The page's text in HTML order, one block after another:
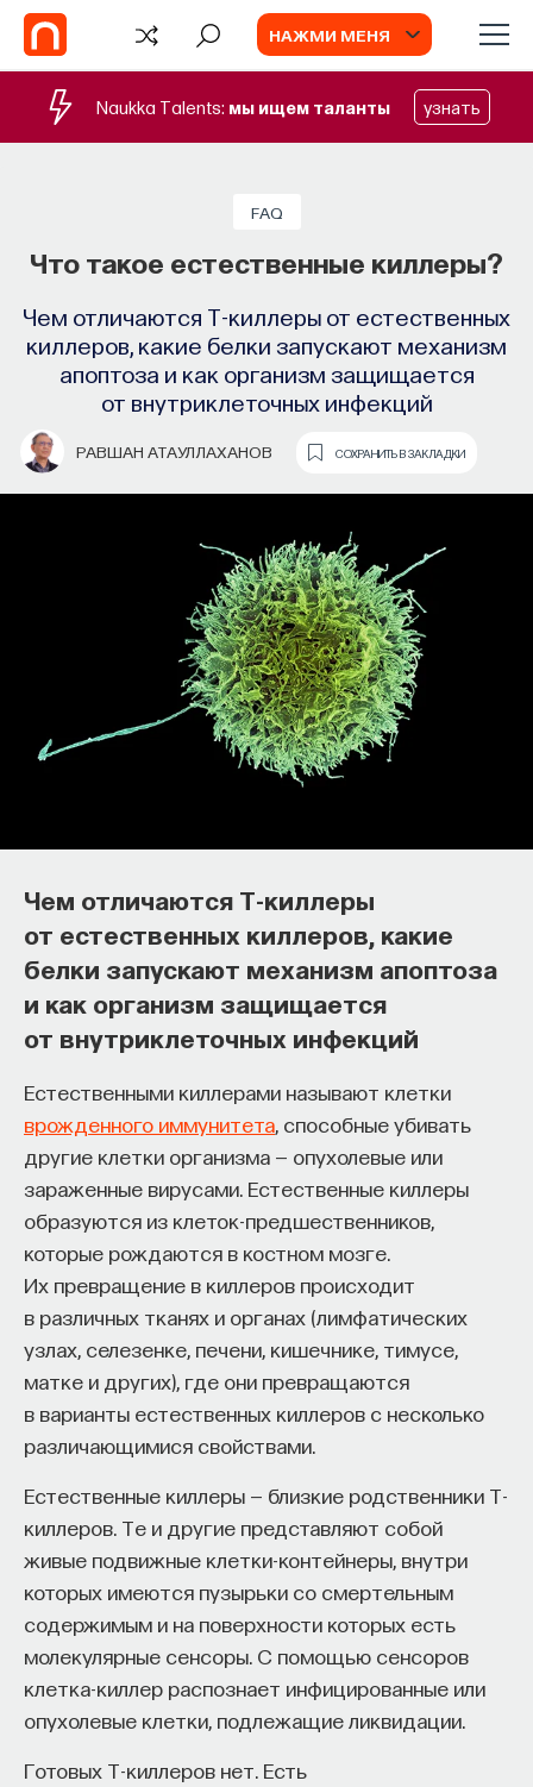
НАЖМИ МЕНЯ
Naukka Talents: мы ищем таланты узнать
FAQ
Что такое естественные киллеры?
Чем отличаются Т-киллеры от естественных
киллеров, какие белки запускают механизм
апоптоза и как организм защищается
от внутриклеточных инфекций
РАВШАН АТАУЛЛАХАНОВ СОХРАНИТЬ В ЗАКЛАДКИ
Чем отличаются Т-киллеры
от естественных киллеров, какие
белки запускают механизм апоптоза
и как организм защищается
от внутриклеточных инфекций
Естественными киллерами называют клетки
врожденного иммунитета , способные убивать
другие клетки организма — опухолевые или
зараженные вирусами. Естественные киллеры
образуются из клеток-предшественников,
которые рождаются в костном мозге.
Их превращение в киллеров происходит
в различных тканях и органах (лимфатических
узлах, селезенке, печени, кишечнике, тимусе,
матке и других), где они превращаются
в варианты естественных киллеров с несколько
различающимися свойствами.
Естественные киллеры — близкие родственники Т-
киллеров. Те и другие представляют собой
живые подвижные клетки-контейнеры, внутри
которых имеются пузырьки со смертельным
содержимым и на поверхности которых есть
молекулярные сенсоры. С помощью сенсоров
клетка-киллер распознает инфицированные или
опухолевые клетки, подлежащие ликвидации.
Готовых Т-киллеров нет. Есть
Запуск рекрутингового сервиса
Naukka Talents
Основатель ПостНауки Ивар Максутов
запускает сервис, который поможет найти
свою нишу в глобальных deep tech и биотех
компаниях
СОХРАНИТЬ В ЗАКЛАДКИ
поможет найти свою нишу
в глобальных deep tech и биотех
компаниях
В 2012 году
создал проект
ПостНаука, который дал голос учёным и навсегда
изменил медийное пространство на русском
языке. В 2021 году в Лондоне он основал компанию
Naukka , помогающую учёным
и предпринимателям превращать их идеи
в технологии и успешные стартапы. Теперь
команда ПостНауки запускает новый сервис —
Naukka Talents, рекрутинговое агентство,
созданное для поддержки специалистов,
желающих работать в глобальных инновационных
индустриях.
В ходе работы с научным сообществом Ивар
и его команда обнаружили, что инновационные
индустрии испытывают кадровый голод,
особенно молодые deep tech и биотех компании.
Исследование аудитории ПостНауки
подтвердило масштаб: более60%слушателей
проекта имеют STEM-образование, при этом
заинтересованы в работе в инновационных
компаниях, но не знают, с чего начать.
Специалисты сталкиваются с тремя ключевыми
барьерами: